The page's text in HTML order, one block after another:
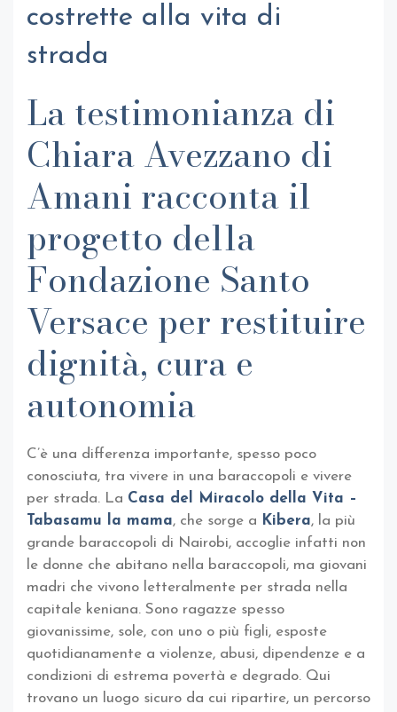
costrette alla vita di
strada
La testimonianza di
Chiara Avezzano di
Amani racconta il
progetto della
Fondazione Santo
Versace per restituire
dignità, cura e
autonomia
C’è una differenza importante, spesso poco
conosciuta, tra vivere in una baraccopoli e vivere
per strada. La Casa del Miracolo della Vita –
Tabasamu la mama, che sorge a Kibera, la più
grande baraccopoli di Nairobi, accoglie infatti non
le donne che abitano nella baraccopoli, ma giovani
madri che vivono letteralmente per strada nella
capitale keniana. Sono ragazze spesso
giovanissime, sole, con uno o più figli, esposte
quotidianamente a violenze, abusi, dipendenze e a
condizioni di estrema povertà e degrado. Qui
trovano un luogo sicuro da cui ripartire, un percorso